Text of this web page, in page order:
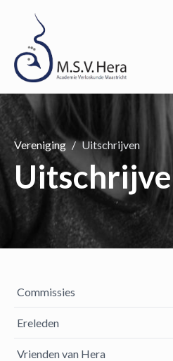
Vereniging Uitschrijven
Commissies
Ereleden
Vrienden van Hera